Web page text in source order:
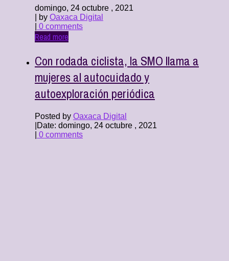
domingo, 24 octubre , 2021
| by Oaxaca Digital
0 comments
Read more
Con rodada ciclista, la SMO llama a
mujeres al autocuidado y
autoexploración periódica
Posted by Oaxaca Digital
Date: domingo, 24 octubre , 2021
0 comments